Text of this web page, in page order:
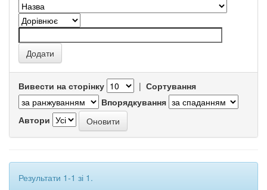
Вивести на сторінку | Сортування
Впорядкування
Автори
Результати 1-1 зі 1.